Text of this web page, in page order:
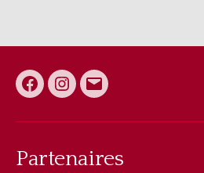
FacebookInstagram
E-
Partenaires